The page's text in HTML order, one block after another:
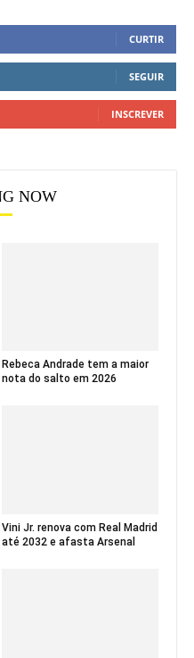
CURTIR
SEGUIR
INSCREVER
NOW
Rebeca Andrade tem a maior
nota do salto em 2026
Vini Jr. renova com Real Madrid
até 2032 e afasta Arsenal